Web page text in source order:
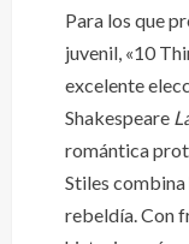
Para los que
juvenil, «10
excelente
Shakespeare
romántica
Stiles combina
rebeldía. Con